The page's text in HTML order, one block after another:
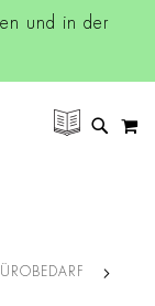
und in der
SUCHE